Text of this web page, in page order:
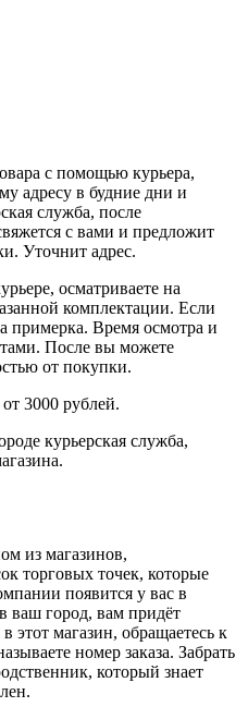
с помощью курьера,
адресу в будние дни и
служба, после
с вами и предложит
Уточнит адрес.
осматриваете на
комплектации. Если
примерка. Время осмотра и
После вы можете
от покупки.
3000 рублей.
курьерская служба,
из магазинов,
торговых точек, которые
появится у вас в
ваш город, вам придёт
этот магазин, обращаетесь к
номер заказа. Забрать
который знает